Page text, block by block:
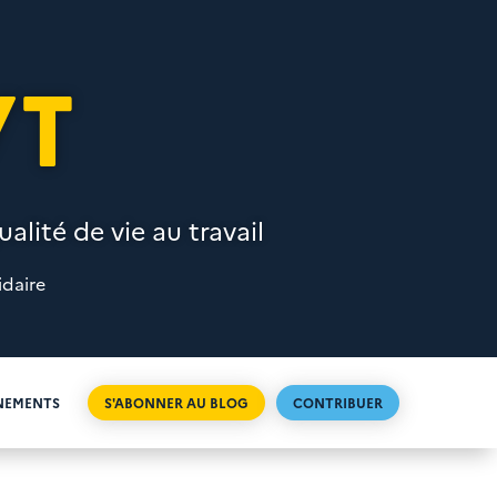
de vie au travail
S'ABONNER AU BLOG CONTRIBUER